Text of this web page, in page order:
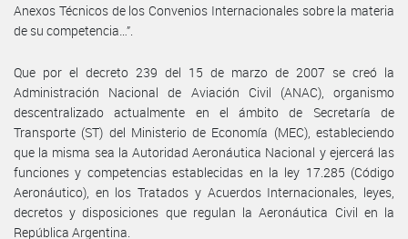
Anexos Técnicos de los Convenios Internacionales sobre la materia
de su competencia…”.
Que por el decreto 239 del 15 de marzo de 2007 se creó la
Administración Nacional de Aviación Civil (ANAC), organismo
descentralizado actualmente en el ámbito de Secretaría de
Transporte (ST) del Ministerio de Economía (MEC), estableciendo
que la misma sea la Autoridad Aeronáutica Nacional y ejercerá las
funciones y competencias establecidas en la ley 17.285 (Código
Aeronáutico), en los Tratados y Acuerdos Internacionales, leyes,
decretos y disposiciones que regulan la Aeronáutica Civil en la
República Argentina.